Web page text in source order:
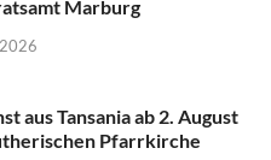
Marburg
aus Tansania ab 2. August
Pfarrkirche